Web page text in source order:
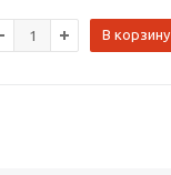
В корзину